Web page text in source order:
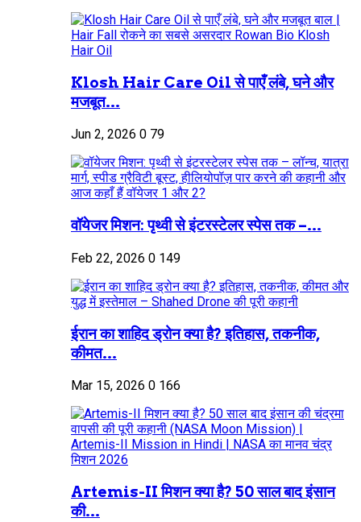
Klosh Hair Care Oil से पाएँ लंबे, घने और
मजबूत...
Jun 2, 2026 0 79
वॉयेजर मिशन: पृथ्वी से इंटरस्टेलर स्पेस तक –...
Feb 22, 2026 0 149
ईरान का शाहिद ड्रोन क्या है? इतिहास, तकनीक,
कीमत...
Mar 15, 2026 0 166
Artemis-II मिशन क्या है? 50 साल बाद इंसान
की...